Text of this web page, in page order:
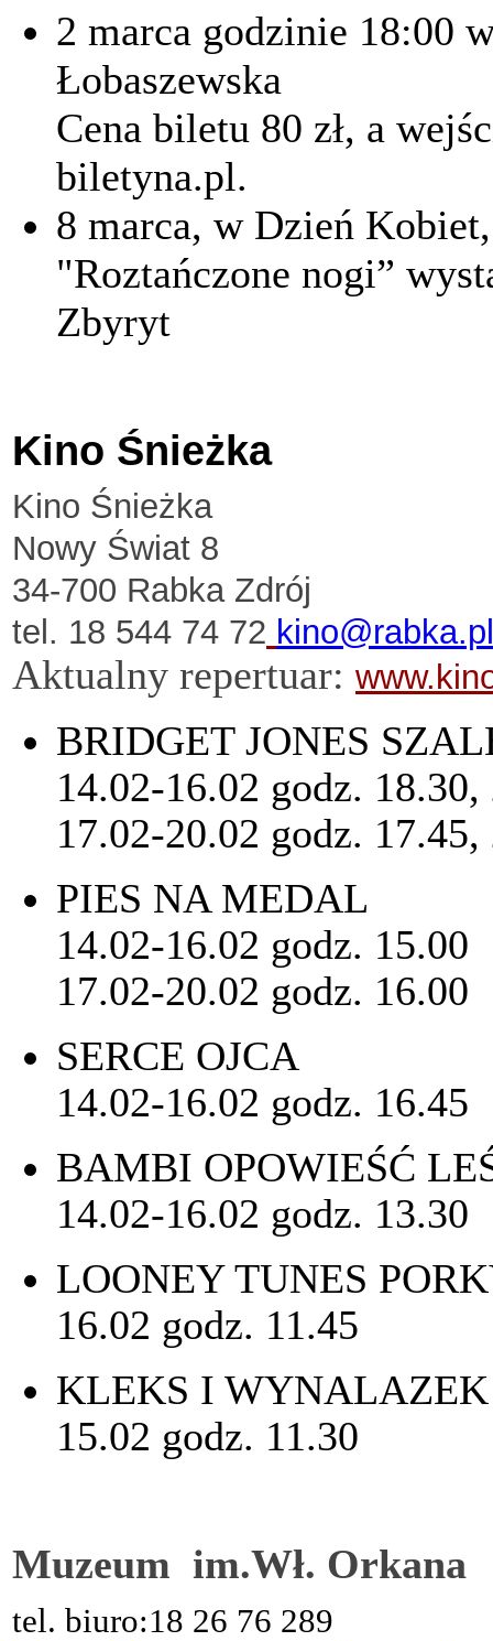
2 marca godzinie 18:00
Łobaszewska
Cena biletu 80 zł, a
biletyna.pl.
8 marca, w Dzień
"Roztańczone nogi”
Zbyryt
Kino Śnieżka
Kino Śnieżka
Nowy Świat 8
34-700 Rabka Zdrój
tel. 18 544 74 72 kino@rabka.pl
Aktualny repertuar:
BRIDGET JONES
14.02-16.02 godz. 18.30,
17.02-20.02 godz. 17.45,
PIES NA MEDAL
14.02-16.02 godz. 15.00
17.02-20.02 godz. 16.00
SERCE OJCA
14.02-16.02 godz. 16.45
BAMBI OPOWIEŚĆ
14.02-16.02 godz. 13.30
LOONEY TUNES
16.02 godz. 11.45
KLEKS I
15.02 godz. 11.30
Muzeum im.Wł. Orkana
tel. biuro:18 26 76 289